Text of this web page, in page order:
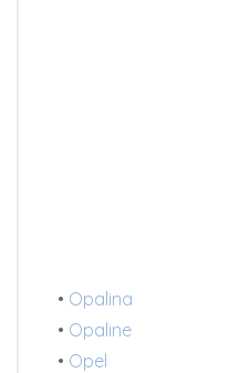
• Opalina
• Opaline
• Opel